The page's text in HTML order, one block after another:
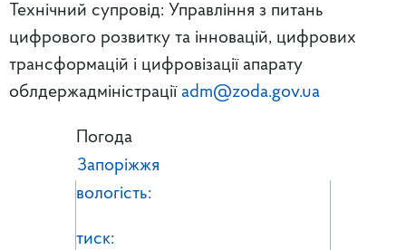
Технічний супровід: Управління з питань
цифрового розвитку та інновацій, цифрових
трансформацій і цифровізації апарату
облдержадміністрації adm@zoda.gov.ua
Погода
Запоріжжя
вологість:
тиск: